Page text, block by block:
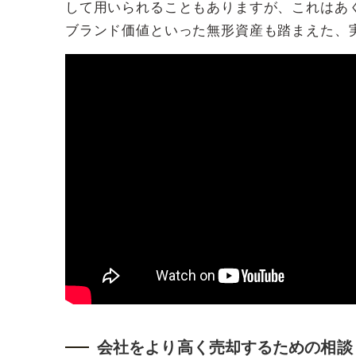
して用いられることもありますが、これは
ブランド価値といった無形資産も踏まえた
会社をより高く売却するための相談